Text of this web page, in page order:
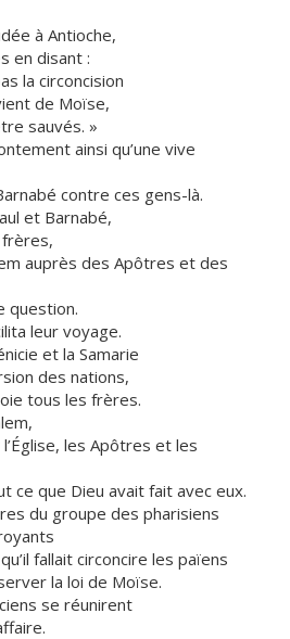
à Antioche,
en disant :
la circoncision
de Moïse,
sauvés. »
ainsi qu’une vive
contre ces gens-là.
et Barnabé,
auprès des Apôtres et des
question.
leur voyage.
et la Samarie
des nations,
tous les frères.
les Apôtres et les
ce que Dieu avait fait avec eux.
du groupe des pharisiens
fallait circoncire les païens
la loi de Moïse.
se réunirent